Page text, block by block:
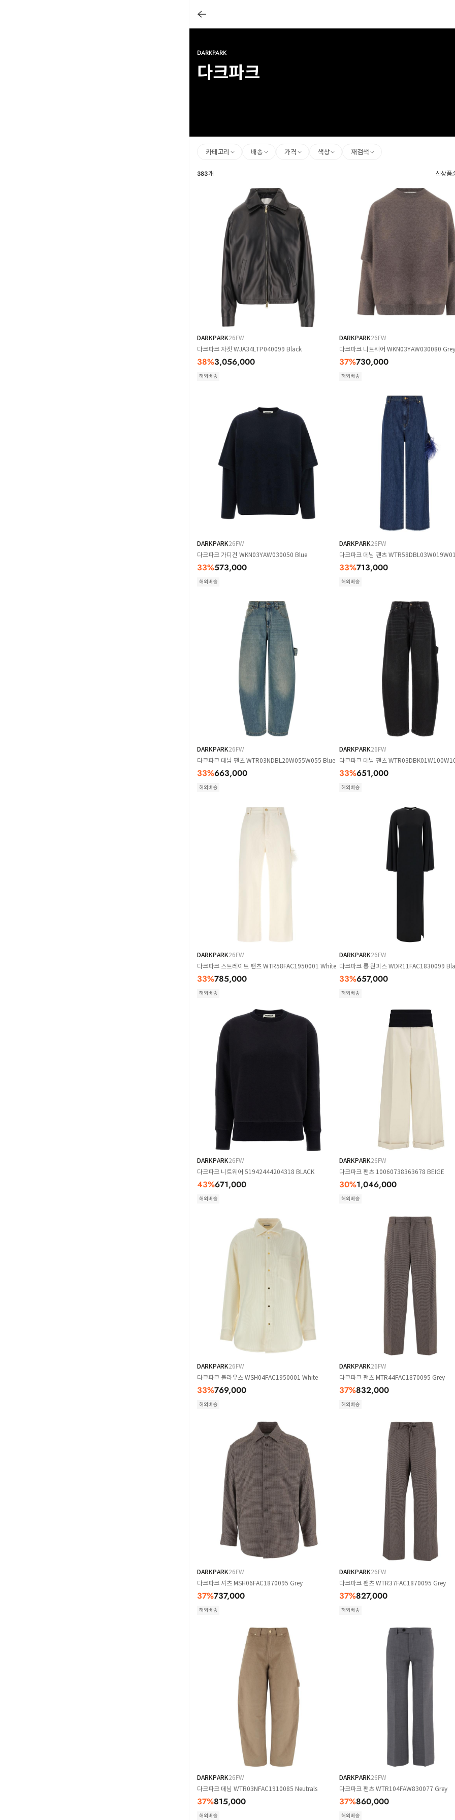
DARKPARK
다크파크
카테고리 배송 가격 색상 재검색
383개 신상품
DARKPARK26FW
다크파크 자켓 WJA34LTP040099 Black
38%3,056,000
해외배송
DARKPARK26FW
다크파크 니트웨어 WKN03YAW030080 Grey
37%730,000
해외배송
DARKPARK26FW
다크파크 가디건 WKN03YAW030050 Blue
33%573,000
해외배송
DARKPARK26FW
다크파크 데님 팬츠
33%713,000
해외배송
DARKPARK26FW
다크파크 데님 팬츠 WTR03NDBL20W055W055 Blue
33%663,000
해외배송
DARKPARK26FW
다크파크 데님 팬츠
33%651,000
해외배송
DARKPARK26FW
다크파크 스트레이트 팬츠 WTR58FAC1950001 White
33%785,000
해외배송
DARKPARK26FW
다크파크 롱 원피스 WDR11FAC1830099
33%657,000
해외배송
DARKPARK26FW
다크파크 니트웨어 51942444204318 BLACK
43%671,000
해외배송
DARKPARK26FW
다크파크 팬츠 10060738363678 BEIGE
30%1,046,000
해외배송
DARKPARK26FW
다크파크 블라우스 WSH04FAC1950001 White
33%769,000
해외배송
DARKPARK26FW
다크파크 팬츠 MTR44FAC1870095 Grey
37%832,000
해외배송
DARKPARK26FW
다크파크 셔츠 MSH06FAC1870095 Grey
37%737,000
해외배송
DARKPARK26FW
다크파크 팬츠 WTR37FAC1870095 Grey
37%827,000
해외배송
DARKPARK26FW
다크파크 데님 WTR03NFAC1910085 Neutrals
37%815,000
해외배송
DARKPARK26FW
다크파크 팬츠 WTR104FAW830077 Grey
37%860,000
해외배송